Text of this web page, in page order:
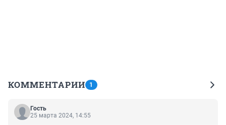
КОММЕНТАРИИ 1
Гость
25 марта 2024, 14:55